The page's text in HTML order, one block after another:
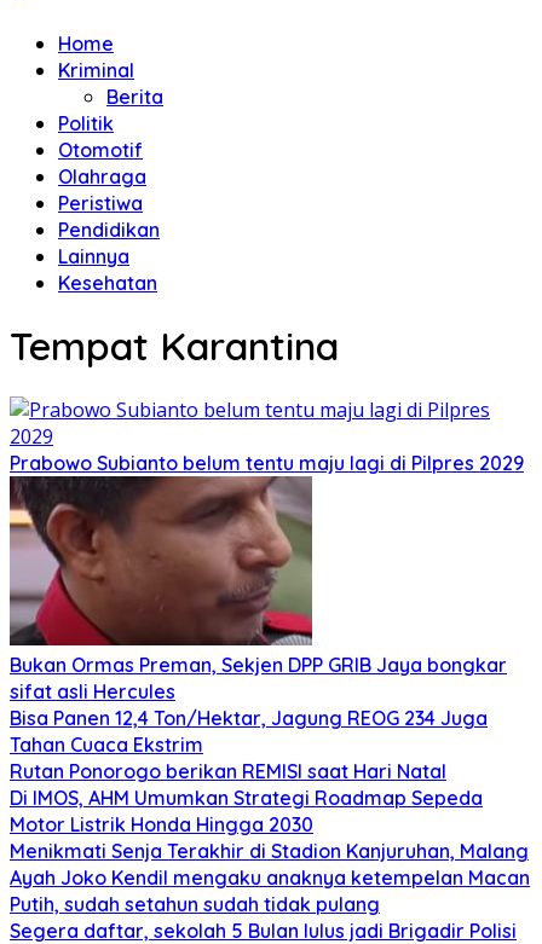
Home
Kriminal
Berita
Politik
Otomotif
Olahraga
Peristiwa
Pendidikan
Lainnya
Kesehatan
Tempat Karantina
Prabowo Subianto belum tentu maju lagi di Pilpres 2029
Bukan Ormas Preman, Sekjen DPP GRIB Jaya bongkar
sifat asli Hercules
Bisa Panen 12,4 Ton/Hektar, Jagung REOG 234 Juga
Tahan Cuaca Ekstrim
Rutan Ponorogo berikan REMISI saat Hari Natal
Di IMOS, AHM Umumkan Strategi Roadmap Sepeda
Motor Listrik Honda Hingga 2030
Menikmati Senja Terakhir di Stadion Kanjuruhan, Malang
Ayah Joko Kendil mengaku anaknya ketempelan Macan
Putih, sudah setahun sudah tidak pulang
Segera daftar, sekolah 5 Bulan lulus jadi Brigadir Polisi